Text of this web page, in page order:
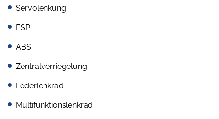
Servolenkung
ESP
ABS
Zentralverriegelung
Lederlenkrad
Multifunktionslenkrad